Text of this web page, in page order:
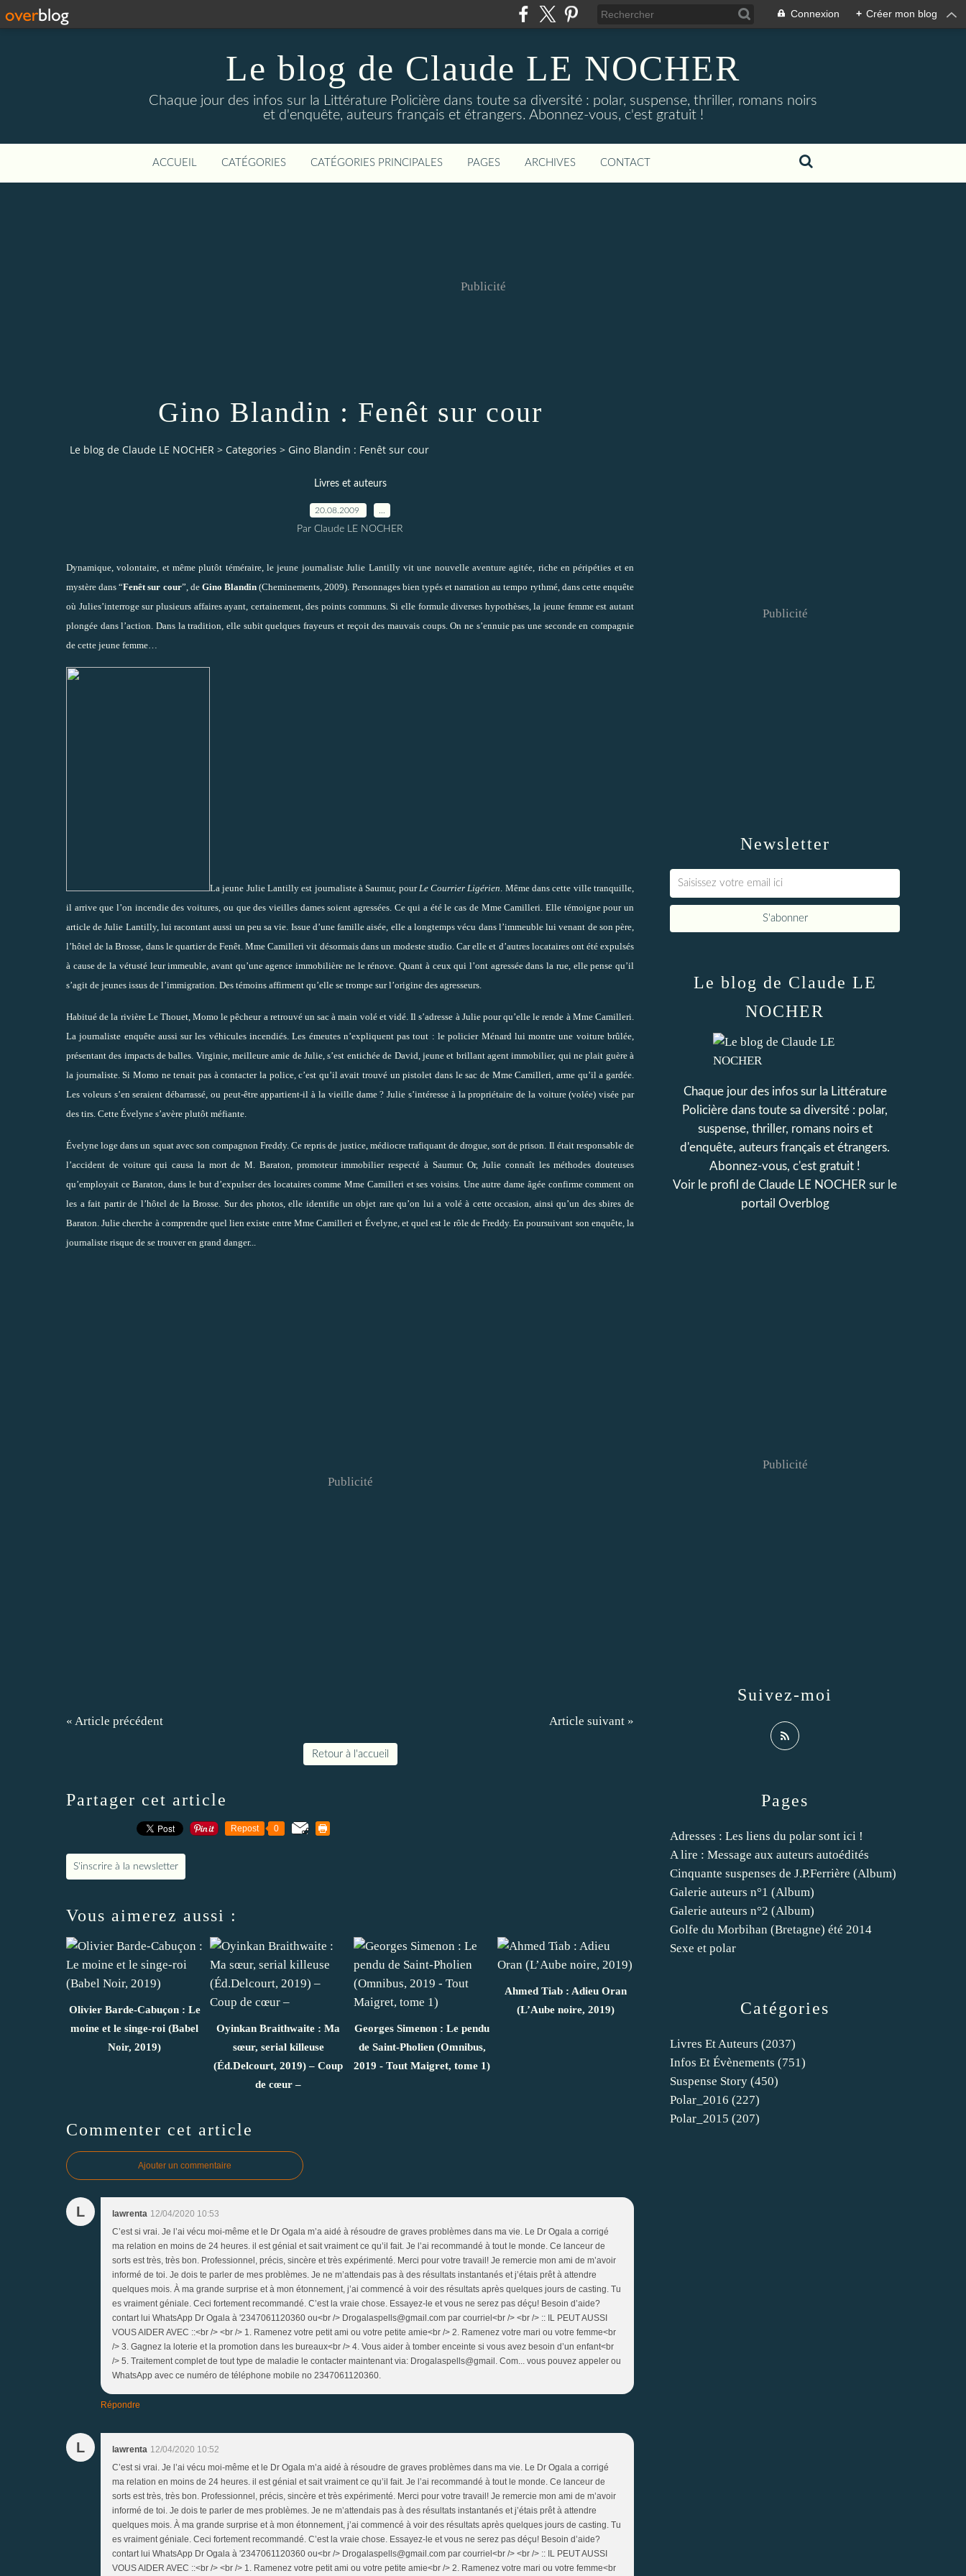
Connexion + Créer mon blog
Le blog de Claude LE NOCHER
Chaque jour des infos sur la Littérature Policière dans toute sa diversité : polar, suspense, thriller, romans noirs
et d'enquête, auteurs français et étrangers. Abonnez-vous, c'est gratuit !
ACCUEIL CATÉGORIES CATÉGORIES PRINCIPALES PAGES ARCHIVES CONTACT
Publicité
Gino Blandin : Fenêt sur cour
Le blog de Claude LE NOCHER > Categories > Gino Blandin : Fenêt sur cour
Livres et auteurs
20.08.2009
Par Claude LE NOCHER
Dynamique, volontaire, et même plutôt téméraire, le jeune journaliste Julie Lantilly vit une nouvelle aventure agitée, riche en péripéties et en
mystère dans “Fenêt sur cour”, de Gino Blandin (Cheminements, 2009). Personnages bien typés et narration au tempo rythmé, dans cette enquête
où Julies’interroge sur plusieurs affaires ayant, certainement, des points communs. Si elle formule diverses hypothèses, la jeune femme est autant
plongée dans l’action. Dans la tradition, elle subit quelques frayeurs et reçoit des mauvais coups. On ne s’ennuie pas une seconde en compagnie
de cette jeune femme…
La jeune Julie Lantilly est journaliste à Saumur, pour Le Courrier Ligérien . Même dans cette ville tranquille,
il arrive que l’on incendie des voitures, ou que des vieilles dames soient agressées. Ce qui a été le cas de Mme Camilleri. Elle témoigne pour un
article de Julie Lantilly, lui racontant aussi un peu sa vie. Issue d’une famille aisée, elle a longtemps vécu dans l’immeuble lui venant de son père,
l’hôtel de la Brosse, dans le quartier de Fenêt. Mme Camilleri vit désormais dans un modeste studio. Car elle et d’autres locataires ont été expulsés
à cause de la vétusté leur immeuble, avant qu’une agence immobilière ne le rénove. Quant à ceux qui l’ont agressée dans la rue, elle pense qu’il
s’agit de jeunes issus de l’immigration. Des témoins affirment qu’elle se trompe sur l’origine des agresseurs.
Habitué de la rivière Le Thouet, Momo le pêcheur a retrouvé un sac à main volé et vidé. Il s’adresse à Julie pour qu’elle le rende à Mme Camilleri.
La journaliste enquête aussi sur les véhicules incendiés. Les émeutes n’expliquent pas tout : le policier Ménard lui montre une voiture brûlée,
présentant des impacts de balles. Virginie, meilleure amie de Julie, s’est entichée de David, jeune et brillant agent immobilier, qui ne plait guère à
la journaliste. Si Momo ne tenait pas à contacter la police, c’est qu’il avait trouvé un pistolet dans le sac de Mme Camilleri, arme qu’il a gardée.
Les voleurs s’en seraient débarrassé, ou peut-être appartient-il à la vieille dame ? Julie s’intéresse à la propriétaire de la voiture (volée) visée par
des tirs. Cette Évelyne s’avère plutôt méfiante.
Évelyne loge dans un squat avec son compagnon Freddy. Ce repris de justice, médiocre trafiquant de drogue, sort de prison. Il était responsable de
l’accident de voiture qui causa la mort de M. Baraton, promoteur immobilier respecté à Saumur. Or, Julie connaît les méthodes douteuses
qu’employait ce Baraton, dans le but d’expulser des locataires comme Mme Camilleri et ses voisins. Une autre dame âgée confirme comment on
les a fait partir de l’hôtel de la Brosse. Sur des photos, elle identifie un objet rare qu’on lui a volé à cette occasion, ainsi qu’un des sbires de
Baraton. Julie cherche à comprendre quel lien existe entre Mme Camilleri et Évelyne, et quel est le rôle de Freddy. En poursuivant son enquête, la
journaliste risque de se trouver en grand danger...
Publicité
« Article précédent Article suivant »
Retour à l'accueil
Partager cet article
Repost 0
S'inscrire à la newsletter
Vous aimerez aussi :
Olivier Barde-Cabuçon : Le
moine et le singe-roi (Babel
Noir, 2019)
Oyinkan Braithwaite : Ma
sœur, serial killeuse
(Éd.Delcourt, 2019) – Coup
de cœur –
Georges Simenon : Le pendu
de Saint-Pholien (Omnibus,
2019 - Tout Maigret, tome 1)
Ahmed Tiab : Adieu Oran
(L’Aube noire, 2019)
Commenter cet article
Ajouter un commentaire
L lawrenta 12/04/2020 10:53
C’est si vrai. Je l’ai vécu moi-même et le Dr Ogala m’a aidé à résoudre de graves problèmes dans ma vie. Le Dr Ogala a corrigé
ma relation en moins de 24 heures. il est génial et sait vraiment ce qu’il fait. Je l’ai recommandé à tout le monde. Ce lanceur de
sorts est très, très bon. Professionnel, précis, sincère et très expérimenté. Merci pour votre travail! Je remercie mon ami de m’avoir
informé de toi. Je dois te parler de mes problèmes. Je ne m’attendais pas à des résultats instantanés et j’étais prêt à attendre
quelques mois. À ma grande surprise et à mon étonnement, j’ai commencé à voir des résultats après quelques jours de casting. Tu
es vraiment géniale. Ceci fortement recommandé. C’est la vraie chose. Essayez-le et vous ne serez pas déçu! Besoin d’aide?
contart lui WhatsApp Dr Ogala à '2347061120360 ou<br /> Drogalaspells@gmail.com par courriel<br /> <br /> :: IL PEUT AUSSI
VOUS AIDER AVEC ::<br /> <br /> 1. Ramenez votre petit ami ou votre petite amie<br /> 2. Ramenez votre mari ou votre femme<br
/> 3. Gagnez la loterie et la promotion dans les bureaux<br /> 4. Vous aider à tomber enceinte si vous avez besoin d’un enfant<br
/> 5. Traitement complet de tout type de maladie le contacter maintenant via: Drogalaspells@gmail. Com... vous pouvez appeler ou
WhatsApp avec ce numéro de téléphone mobile no 2347061120360.
Répondre
L lawrenta 12/04/2020 10:52
C’est si vrai. Je l’ai vécu moi-même et le Dr Ogala m’a aidé à résoudre de graves problèmes dans ma vie. Le Dr Ogala a corrigé
ma relation en moins de 24 heures. il est génial et sait vraiment ce qu’il fait. Je l’ai recommandé à tout le monde. Ce lanceur de
sorts est très, très bon. Professionnel, précis, sincère et très expérimenté. Merci pour votre travail! Je remercie mon ami de m’avoir
informé de toi. Je dois te parler de mes problèmes. Je ne m’attendais pas à des résultats instantanés et j’étais prêt à attendre
quelques mois. À ma grande surprise et à mon étonnement, j’ai commencé à voir des résultats après quelques jours de casting. Tu
es vraiment géniale. Ceci fortement recommandé. C’est la vraie chose. Essayez-le et vous ne serez pas déçu! Besoin d’aide?
contart lui WhatsApp Dr Ogala à '2347061120360 ou<br /> Drogalaspells@gmail.com par courriel<br /> <br /> :: IL PEUT AUSSI
VOUS AIDER AVEC ::<br /> <br /> 1. Ramenez votre petit ami ou votre petite amie<br /> 2. Ramenez votre mari ou votre femme<br
Newsletter
Publicité
Catégories
Livres Et Auteurs (2037)
Infos Et Évènements (751)
Suspense Story (450)
Polar_2016 (227)
Polar_2015 (207)
Pages
Adresses : Les liens du polar sont ici !
A lire : Message aux auteurs autoédités
Cinquante suspenses de J.P.Ferrière (Album)
Galerie auteurs n°1 (Album)
Galerie auteurs n°2 (Album)
Golfe du Morbihan (Bretagne) été 2014
Sexe et polar
Le blog de Claude LE
NOCHER
Chaque jour des infos sur la Littérature
Policière dans toute sa diversité : polar,
suspense, thriller, romans noirs et
d'enquête, auteurs français et étrangers.
Abonnez-vous, c'est gratuit !
Voir le profil de Claude LE NOCHER sur le
portail Overblog
Suivez-moi
Publicité